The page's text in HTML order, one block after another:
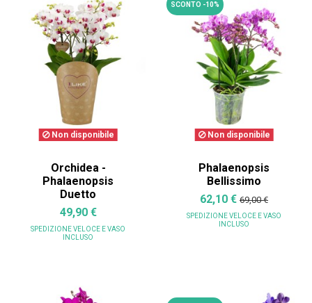
Non disponibile
Orchidea -
Phalaenopsis
Duetto
49,90 €
SPEDIZIONE VELOCE E VASO
INCLUSO
SCONTO -10%
Non disponibile
Phalaenopsis
Bellissimo
62,10 € 69,00 €
SPEDIZIONE VELOCE E VASO
INCLUSO